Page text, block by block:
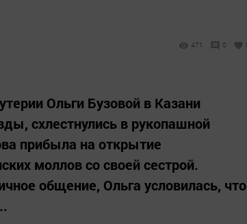
471 0
Ольги Бузовой в Казани
схлестнулись в рукопашной
прибыла на открытие
моллов со своей сестрой.
общение, Ольга условилась, что